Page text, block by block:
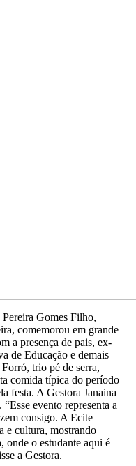
Gomes Filho,
comemorou em grande
a presença de pais, ex-
de Educação e demais
trio pé de serra,
comida típica do período
festa. A Gestora Janaina
evento representa a
consigo. A Ecite
e cultura, mostrando
onde o estudante aqui é
a Gestora.